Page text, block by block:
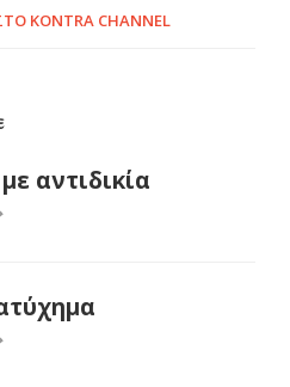
KONTRA CHANNEL
αντιδικία